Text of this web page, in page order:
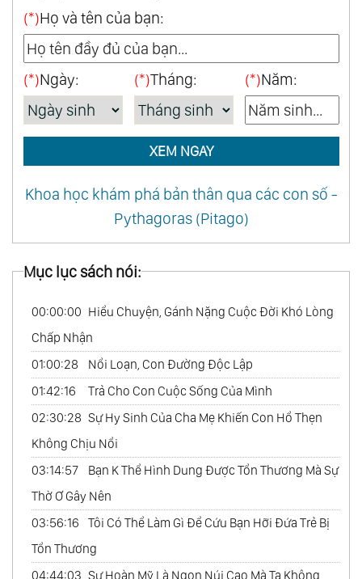
(*)Họ và tên của bạn:
(*)Ngày: (*)Tháng: (*)Năm:
XEM NGAY
Khoa học khám phá bản thân qua các con số -
Pythagoras (Pitago)
Mục lục sách nói:
00:00:00 Hiểu Chuyện, Gánh Nặng Cuộc Đời Khó Lòng
Chấp Nhận
01:00:28
Nổi Loạn, Con Đường Độc Lập
01:42:16
Trả Cho Con Cuộc Sống Của Mình
02:30:28 Sự Hy Sinh Của Cha Mẹ Khiến Con Hổ Thẹn
Không Chịu Nổi
03:14:57
Bạn K Thể Hình Dung Được Tổn Thương Mà Sự
Thờ Ơ Gây Nên
03:56:16
Tôi Có Thể Làm Gì Để Cứu Bạn Hỡi Đứa Trẻ Bị
Tổn Thương
04:44:03 Sự Hoàn Mỹ Là Ngọn Núi Cao Mà Ta Không